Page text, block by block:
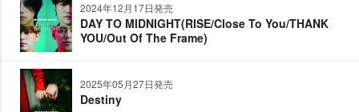
2024年12月17日発売
DAY TO MIDNIGHT(RISE/Close To You/THANK
YOU/Out Of The Frame)
2025年05月27日発売
Destiny